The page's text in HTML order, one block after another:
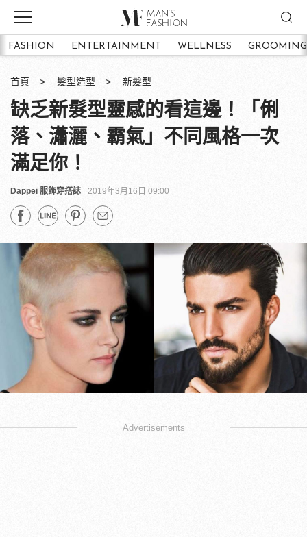
FASHION ENTERTAINMENT WELLNESS GROOMING
首頁 髮型造型 新髮型
缺乏新髮型靈感的看這邊！「俐
落、瀟灑、霸氣」不同風格一次
滿足你！
Dappei 服飾穿搭誌 2019年3月16日 09:00
Advertisements